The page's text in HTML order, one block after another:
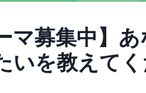
マ募集中】
いを教えてく